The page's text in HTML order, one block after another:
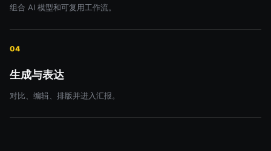
组合 AI 模型和可复用工作流。
04
生成与表达
对比、编辑、排版并进入汇报。